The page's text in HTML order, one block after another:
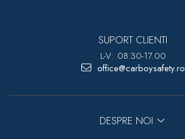
SUPORT CLIENTI
L-V: 08.30-17.00
office@carboysafety.ro
DESPRE NOI